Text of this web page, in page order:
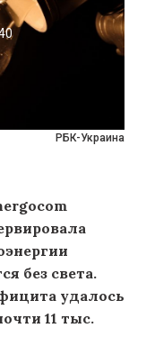
РБК-Украина
без света.
удалось
11 тыс.